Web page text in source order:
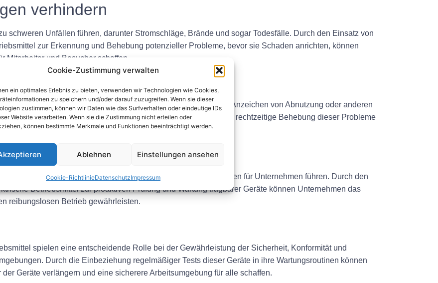
Cookie-Zustimmung verwalten
ein optimales Erlebnis zu bieten, verwenden wir Technologien wie Cookies,
zu speichern und/oder darauf zuzugreifen. Wenn sie dieser
zustimmen, können wir Daten wie das Surfverhalten oder eindeutige IDs
Website verarbeiten. Wenn sie die Zustimmung nicht erteilen oder
können bestimmte Merkmale und Funktionen beeinträchtigt werden.
Ablehnen Einstellungen ansehen
Cookie-RichtlinieDatenschutzImpressum
verhindern
schweren Unfällen führen, darunter Stromschläge, Brände und sogar Todesfälle. Durch den Einsatz von
zur Erkennung und Behebung potenzieller Probleme, bevor sie Schaden anrichten, können
Mitarbeiter und Besucher schaffen.
elektrische Betriebsmittel können dabei helfen, frühzeitig Anzeichen von Abnutzung oder anderen
elektrischer Geräte beeinträchtigen könnten. Durch die rechtzeitige Behebung dieser Probleme
verlängern und das Risiko unerwarteter Ausfälle verringern.
den Arbeitsablauf stören und zu kostspieligen Ausfallzeiten für Unternehmen führen. Durch den
Betriebsmittel zur proaktiven Prüfung und Wartung tragbarer Geräte können Unternehmen das
reibungslosen Betrieb gewährleisten.
spielen eine entscheidende Rolle bei der Gewährleistung der Sicherheit, Konformität und
Durch die Einbeziehung regelmäßiger Tests dieser Geräte in ihre Wartungsroutinen können
Geräte verlängern und eine sicherere Arbeitsumgebung für alle schaffen.